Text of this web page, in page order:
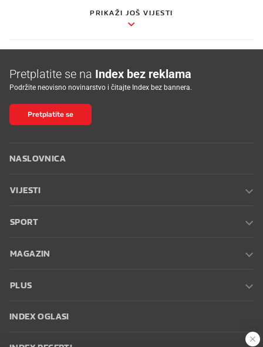
PRIKAŽI JOŠ VIJESTI
Pretplatite se na Index bez reklama
Podržite neovisno novinarstvo i čitajte Index bez bannera.
Pretplatite se
NASLOVNICA
VIJESTI
SPORT
MAGAZIN
PLUS
INDEX OGLASI